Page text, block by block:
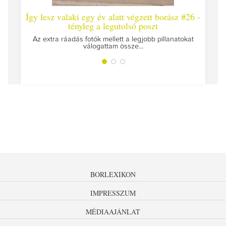
Így lesz valaki egy év alatt végzett borász #26 -
tényleg a legutolsó poszt
Az extra ráadás fotók mellett a legjobb pillanatokat
válogattam össze...
BORLEXIKON
IMPRESSZUM
MÉDIAAJÁNLAT